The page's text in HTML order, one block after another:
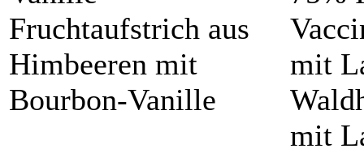
Fruchtaufstrich aus
Himbeeren mit
Bourbon-Vanille
mit
mit